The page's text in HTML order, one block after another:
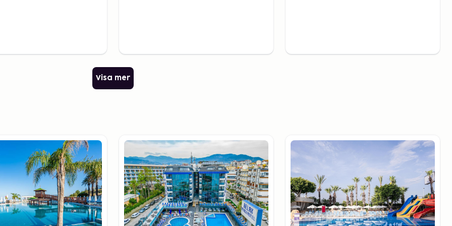
med utsikt över
aktiviteter. Ta en
som Fosforgrottan
vandringsleder i
och den vackra
grotta som är
Visa mer